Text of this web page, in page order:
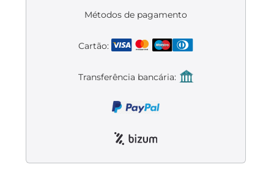
Métodos de pagamento
Cartão:
Transferência bancária: